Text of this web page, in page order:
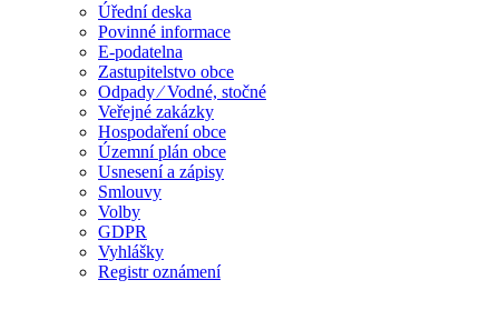
Úřední deska
Povinné informace
E-podatelna
Zastupitelstvo obce
Odpady ⁄ Vodné, stočné
Veřejné zakázky
Hospodaření obce
Územní plán obce
Usnesení a zápisy
Smlouvy
Volby
GDPR
Vyhlášky
Registr oznámení